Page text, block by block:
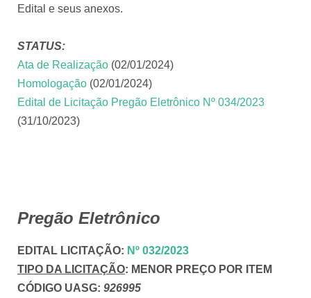
Edital e seus anexos.
STATUS:
Ata de Realização (02/01/2024)
Homologação (02/01/2024)
Edital de Licitação Pregão Eletrônico Nº 034/2023
(31/10/2023)
Pregão Eletrônico
EDITAL LICITAÇÃO: Nº 032/2023
TIPO DA LICITAÇÃO: MENOR PREÇO POR ITEM
CÓDIGO UASG: 926995